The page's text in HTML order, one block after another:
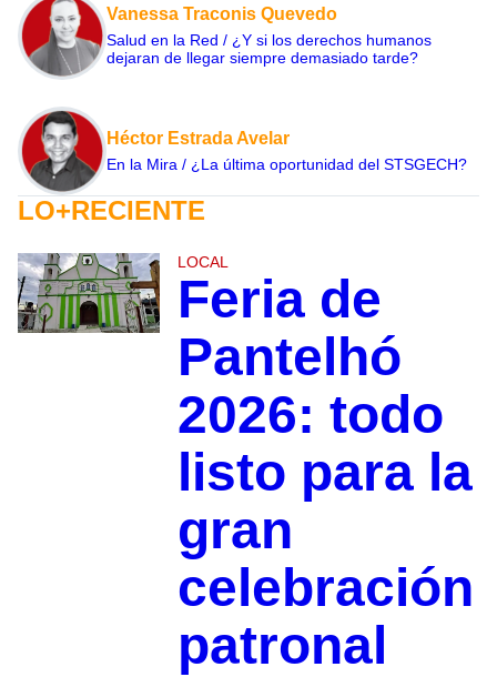
Vanessa Traconis Quevedo
Salud en la Red / ¿Y si los derechos humanos
dejaran de llegar siempre demasiado tarde?
Héctor Estrada Avelar
En la Mira / ¿La última oportunidad del STSGECH?
LO+RECIENTE
LOCAL
Feria de
Pantelhó
2026: todo
listo para la
gran
celebración
patronal